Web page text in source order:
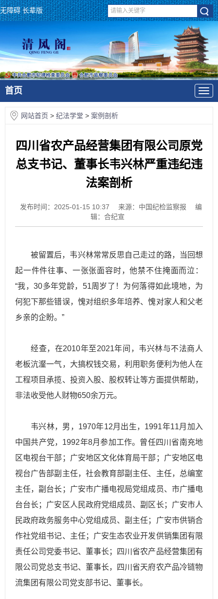
无障碍 长辈版
首页
网站首页 > 纪法学堂 > 案例剖析
四川省农产品经营集团有限公司原党
总支书记、董事长韦兴林严重违纪违
法案剖析
发布时间：2025-01-15 10:37 来源：中国纪检监察报
编
辑：合纪宣
被留置后，韦兴林常常反思自己走过的路，当回想
起一件件往事、一张张面容时，他禁不住掩面而泣：
“我，30多年党龄，51周岁了！为何落得如此境地，为
何犯下那些错误，愧对组织多年培养、愧对家人和父老
乡亲的企盼。”
经查，在2010年至2021年间，韦兴林与不法商人
老板沆瀣一气，大搞权钱交易，利用职务便利为他人在
工程项目承揽、投资入股、股权转让等方面提供帮助，
非法收受他人财物650余万元。
韦兴林，男，1970年12月出生，1991年11月加入
中国共产党，1992年8月参加工作。曾任四川省南充地
区电视台干部；广安地区文化体育局干部；广安地区电
视台广告部副主任，社会教育部副主任、主任，总编室
主任，副台长；广安市广播电视局党组成员、市广播电
台台长；广安区人民政府党组成员、副区长；广安市人
民政府政务服务中心党组成员、副主任；广安市供销合
作社党组书记、主任；广安生态农业开发供销集团有限
责任公司党委书记、董事长；四川省农产品经营集团有
限公司党总支书记、董事长，四川省天府农产品冷链物
流集团有限公司党支部书记、董事长。